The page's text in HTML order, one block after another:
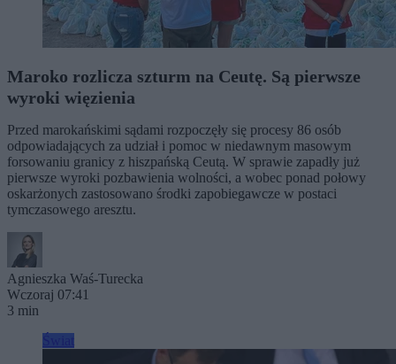
Maroko rozlicza szturm na Ceutę. Są pierwsze
wyroki więzienia
Przed marokańskimi sądami rozpoczęły się procesy 86 osób
odpowiadających za udział i pomoc w niedawnym masowym
forsowaniu granicy z hiszpańską Ceutą. W sprawie zapadły już
pierwsze wyroki pozbawienia wolności, a wobec ponad połowy
oskarżonych zastosowano środki zapobiegawcze w postaci
tymczasowego aresztu.
Agnieszka Waś-Turecka
Wczoraj 07:41
3 min